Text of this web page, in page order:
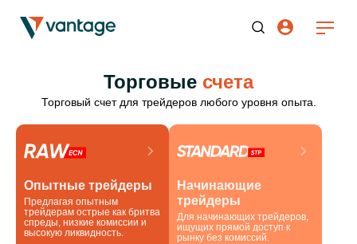
Торговые счета
Торговый счет для трейдеров любого уровня опыта.
Опытные трейдеры
Предлагая опытным
трейдерам острые как бритва
спреды, низкие комиссии и
высокую ликвидность.
Начинающие
трейдеры
Для начинающих трейдеров,
ищущих прямой доступ к
рынку без комиссий.